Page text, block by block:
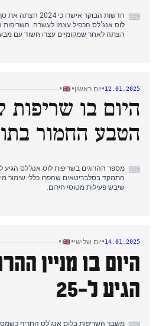
⌨
לוס אנג'לס הכפיל עצמו לעשרה. השריפות
הצתה לאחר שמקומיים עצרו חשוד עם
תשומת הלב התקשורתית בבריטניה
עד
בחקירה של כשלי אספקת המים שפגעו
הסלבריטאים נמשכו, כולל משפחת
12.01.2025
•יום ראשון•
•
היום בו שריפות
הטבע החמור
⌨
התמקד בסלבריטאים שהפרו כללי שימור
שיבש פעילות מטוסי חירום.
אחר הצהריים, המושל ניוסום הכריז על
דיווחי הערב פירטו את מותו של כוכב
14.01.2025
•יום שלישי•
•
היום בו מניין
הגיע ל-25